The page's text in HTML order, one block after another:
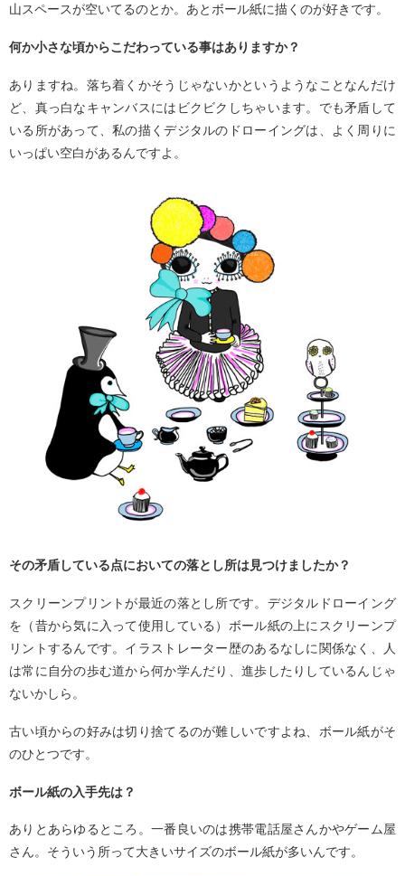
山スペースが空いてるのとか。あとボール紙に描くのが好きです。
何か小さな頃からこだわっている事はありますか？
ありますね。落ち着くかそうじゃないかというようなことなんだけ
ど、真っ白なキャンバスにはビクビクしちゃいます。でも矛盾して
いる所があって、私の描くデジタルのドローイングは、よく周りに
いっぱい空白があるんですよ。
その矛盾している点においての落とし所は見つけましたか？
スクリーンプリントが最近の落とし所です。デジタルドローイング
を（昔から気に入って使用している）ボール紙の上にスクリーンプ
リントするんです。イラストレーター歴のあるなしに関係なく、人
は常に自分の歩む道から何か学んだり、進歩したりしているんじゃ
ないかしら。
古い頃からの好みは切り捨てるのが難しいですよね、ボール紙がそ
のひとつです。
ボール紙の入手先は？
ありとあらゆるところ。一番良いのは携帯電話屋さんかやゲーム屋
さん。そういう所って大きいサイズのボール紙が多いんです。